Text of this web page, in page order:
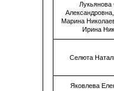
Лукьянова
Марина
Ирина
Селюта
Яковлева